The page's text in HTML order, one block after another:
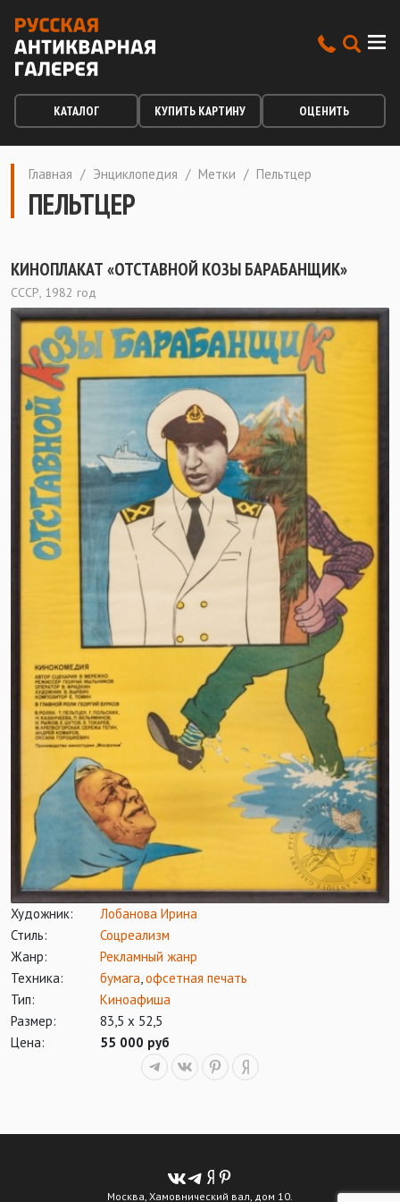
КАТАЛОГ КУПИТЬ КАРТИНУ ОЦЕНИТЬ
Главная / Энциклопедия / Метки / Пельтцер
ПЕЛЬТЦЕР
КИНОПЛАКАТ «ОТСТАВНОЙ КОЗЫ БАРАБАНЩИК»
СССР, 1982 год
Художник:
Лобанова Ирина
Стиль:
Соцреализм
Жанр:
Рекламный жанр
Техника:
бумага офсетная печать
Тип:
Киноафиша
Размер:
83,5 х 52,5
Цена:
55 000 руб
Москва, Хамовнический вал, дом 10.